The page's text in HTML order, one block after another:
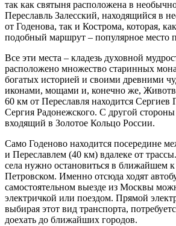
так как святыня расположена в
Переславль Залесский, находящийся в
от Годенова, так и Кострома, которая,
подобный маршрут – популярное место
Все эти места – кладезь духовной
расположено множество старинных
богатых историей и своими древними
иконами, мощами и, конечно же,
60 км от Переславля находится Сергиев
Сергия Радонежского. С другой
входящий в Золотое Кольцо России.
Само Годеново находится посередине
и Переславлем (40 км) вдалеке от
села нужно остановиться в ближайшем
Петровском. Именно отсюда ходят
самостоятельном выезде из Москвы
электричкой или поездом. Прямой
выбирая этот вид транспорта,
доехать до ближайших городов.